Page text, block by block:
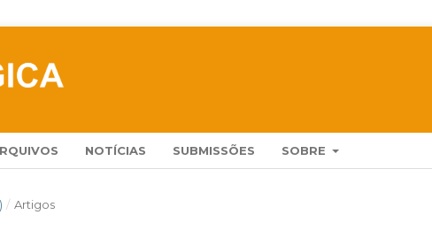
NOTÍCIAS SUBMISSÕES SOBRE
/ Artigos